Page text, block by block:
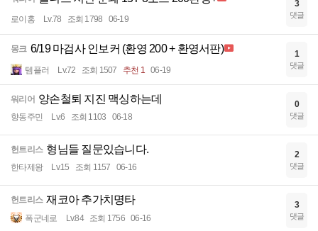
로이홍 Lv.78 조회 1798 06-19
3
댓글
몽크 6/19 마검사 인보커 (환영 200 + 환영서판)
템플러 Lv.72 조회 1507 추천 1 06-19
1
댓글
워리어 양손철퇴 지진 맥싱하는데
향동주민 Lv.6 조회 1103 06-18
0
댓글
헌트리스 형님들 질문있습니다.
한타제왕 Lv.15 조회 1157 06-16
2
댓글
헌트리스 재코아 추가치명타
폭군네로 Lv.84 조회 1756 06-16
3
댓글